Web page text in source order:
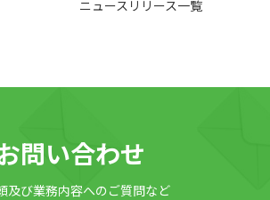
ニュースリリース一覧
問い合わせ
及び業務内容へのご質問など